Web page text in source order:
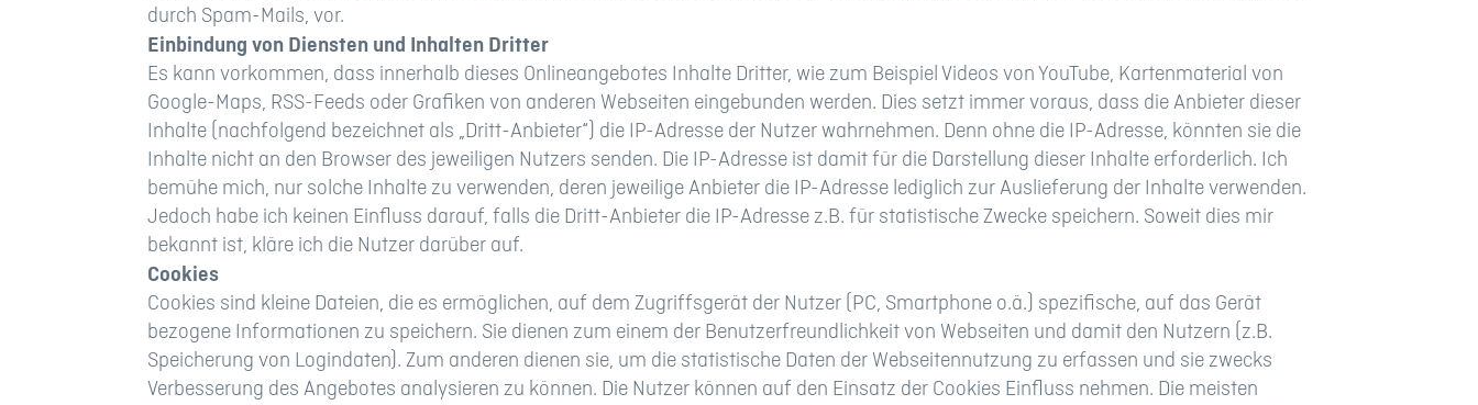
durch Spam-Mails, vor.
Einbindung von Diensten und Inhalten Dritter
Es kann vorkommen, dass innerhalb dieses Onlineangebotes Inhalte Dritter, wie zum Beispiel Videos von YouTube, Kartenmaterial von
Google-Maps, RSS-Feeds oder Grafiken von anderen Webseiten eingebunden werden. Dies setzt immer voraus, dass die Anbieter dieser
Inhalte (nachfolgend bezeichnet als „Dritt-Anbieter“) die IP-Adresse der Nutzer wahrnehmen. Denn ohne die IP-Adresse, könnten sie die
Inhalte nicht an den Browser des jeweiligen Nutzers senden. Die IP-Adresse ist damit für die Darstellung dieser Inhalte erforderlich. Ich
bemühe mich, nur solche Inhalte zu verwenden, deren jeweilige Anbieter die IP-Adresse lediglich zur Auslieferung der Inhalte verwenden.
Jedoch habe ich keinen Einfluss darauf, falls die Dritt-Anbieter die IP-Adresse z.B. für statistische Zwecke speichern. Soweit dies mir
bekannt ist, kläre ich die Nutzer darüber auf.
Cookies
Cookies sind kleine Dateien, die es ermöglichen, auf dem Zugriffsgerät der Nutzer (PC, Smartphone o.ä.) spezifische, auf das Gerät
bezogene Informationen zu speichern. Sie dienen zum einem der Benutzerfreundlichkeit von Webseiten und damit den Nutzern (z.B.
Speicherung von Logindaten). Zum anderen dienen sie, um die statistische Daten der Webseitennutzung zu erfassen und sie zwecks
Verbesserung des Angebotes analysieren zu können. Die Nutzer können auf den Einsatz der Cookies Einfluss nehmen. Die meisten